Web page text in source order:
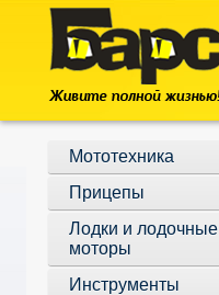
Мототехника
Прицепы
Лодки и лодочные
моторы
Инструменты